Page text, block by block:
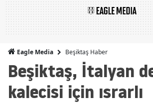
Eagle Media Beşiktaş Haber
Beşiktaş, İtalyan
kalecisi için ısrarlı